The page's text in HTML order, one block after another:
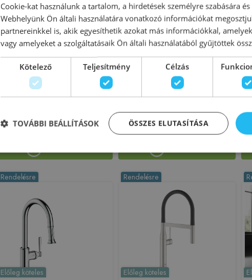
Előleg köteles
Hansgrohe Aquno Select M81
egykaros konyhai csaptelep 250,
kihúzható fejjel, 2jet matt fekete
73836670
406 045 Ft 281 420 Ft
Előleg köteles
Hansgrohe Axor Citterio egykaros
konyhai csaptelep kihúzható
kifolyóval rozsdamnetes acél hatású
39862800
Cikkszám: 39862800
454 008 Ft 312 990 Ft
Rendelésre
Előleg köteles
Rendelésre
Előleg köteles
Cookie-kat használunk a tartalom, a hirdetések személyre szabására
Webhelyünk Ön általi használatára vonatkozó információkat
partnereinkkel is, akik egyesíthetik azokat más információkkal,
vagy amelyeket a szolgáltatásaik Ön általi használatából gyűjtöttek
Kötelező Teljesítmény Célzás
ÖSSZES ELUTASÍTÁSA
TOVÁBBI BEÁLLÍTÁSOK